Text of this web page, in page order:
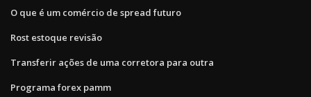
O que é um comércio de spread futuro
Rost estoque revisão
Transferir ações de uma corretora para outra
Programa forex pamm